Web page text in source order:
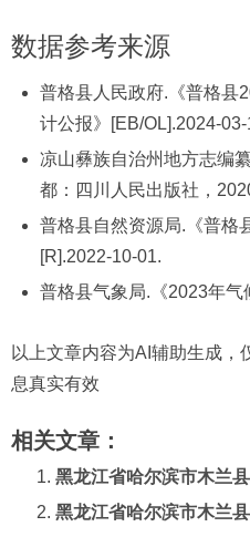
数据参考来源
普格县人民政府.《普格县
计公报》[EB/OL].2024-03-
凉山彝族自治州地方志编
都：四川人民出版社，
普格县自然资源局.《普格
[R].2022-10-01.
普格县气象局.《2023年气
以上文章内容为AI辅助生成
息真实有效
相关文章：
黑龙江省哈尔滨市木兰
黑龙江省哈尔滨市木兰